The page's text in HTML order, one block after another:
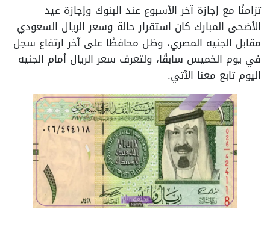
تزامنًا مع إجازة آخر الأسبوع عند البنوك وإجازة عيد
الأضحى المبارك كان استقرار حالة وسعر الريال السعودي
مقابل الجنيه المصري، وظل محافظًا على آخر ارتفاع سجل
في يوم الخميس سابقًا، ولتعرف سعر الريال أمام الجنيه
اليوم تابع معنا الآتي.